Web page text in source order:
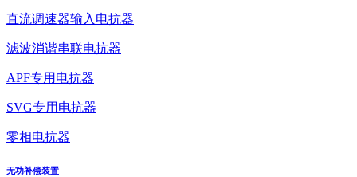
直流调速器输入电抗器
滤波消谐串联电抗器
APF专用电抗器
SVG专用电抗器
零相电抗器
无功补偿装置